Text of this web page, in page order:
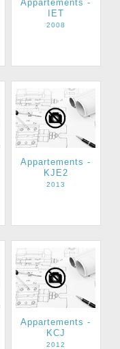
Appartements -
IET
2008
Appartements -
KJE2
2013
Appartements -
KCJ
2012